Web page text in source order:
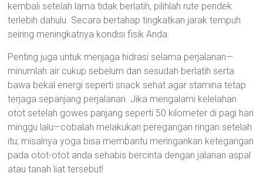
kembali setelah lama tidak berlatih, pilihlah rute pendek
terlebih dahulu. Secara bertahap tingkatkan jarak tempuh
seiring meningkatnya kondisi fisik Anda.
Penting juga untuk menjaga hidrasi selama perjalanan—
minumlah air cukup sebelum dan sesudah berlatih serta
bawa bekal energi seperti snack sehat agar stamina tetap
terjaga sepanjang perjalanan. Jika mengalami kelelahan
otot setelah gowes panjang seperti 50 kilometer di pagi hari
minggu lalu—cobalah melakukan peregangan ringan setelah
itu; misalnya yoga bisa membantu meringankan ketegangan
pada otot-otot anda sehabis bercinta dengan jalanan aspal
atau tanah liat tersebut!